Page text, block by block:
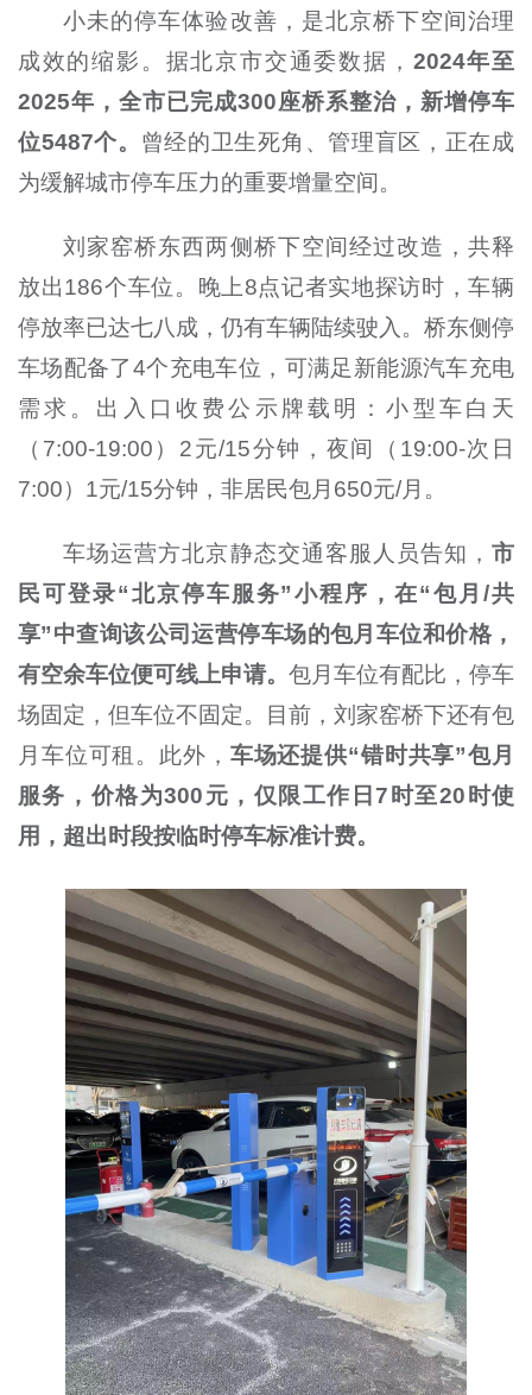
小未的停车体验改善，是北京桥下空间治理
成效的缩影。据北京市交通委数据， 2024年至
2025年，全市已完成300座桥系整治，新增停车
位5487个。 曾经的卫生死角、管理盲区，正在成
为缓解城市停车压力的重要增量空间。
刘家窑桥东西两侧桥下空间经过改造，共释
放出186个车位。晚上8点记者实地探访时，车辆
停放率已达七八成，仍有车辆陆续驶入。桥东侧停
车场配备了4个充电车位，可满足新能源汽车充电
需求。出入口收费公示牌载明：小型车白天
（7:00-19:00）2元/15分钟，夜间（19:00-次日
7:00）1元/15分钟，非居民包月650元/月。
车场运营方北京静态交通客服人员告知，市
民可登录“北京停车服务”小程序，在“包月/共
享”中查询该公司运营停车场的包月车位和价格，
有空余车位便可线上申请。包月车位有配比，停车
场固定，但车位不固定。目前，刘家窑桥下还有包
月车位可租。此外， 车场还提供“错时共享”包月
服务，价格为300元，仅限工作日7时至20时使
用，超出时段按临时停车标准计费。